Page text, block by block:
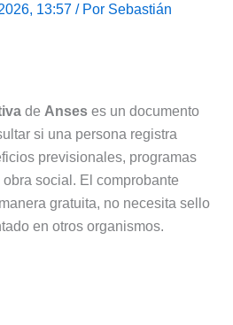
13:57 / Por Sebastián
de Anses es un documento
si una persona registra
previsionales, programas
social. El comprobante
gratuita, no necesita sello
en otros organismos.